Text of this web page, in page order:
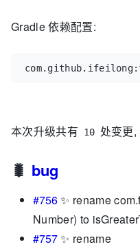
Gradle 依赖配置:
com. github. ifeilong:
本次升级共有 10 处变更,
🐛 bug
#756✨ rename
Number) to
#757✨ rename